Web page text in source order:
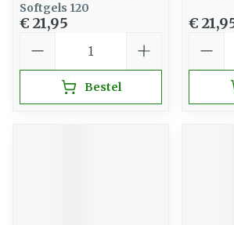
Softgels 120
€ 21,95
Bestel
€